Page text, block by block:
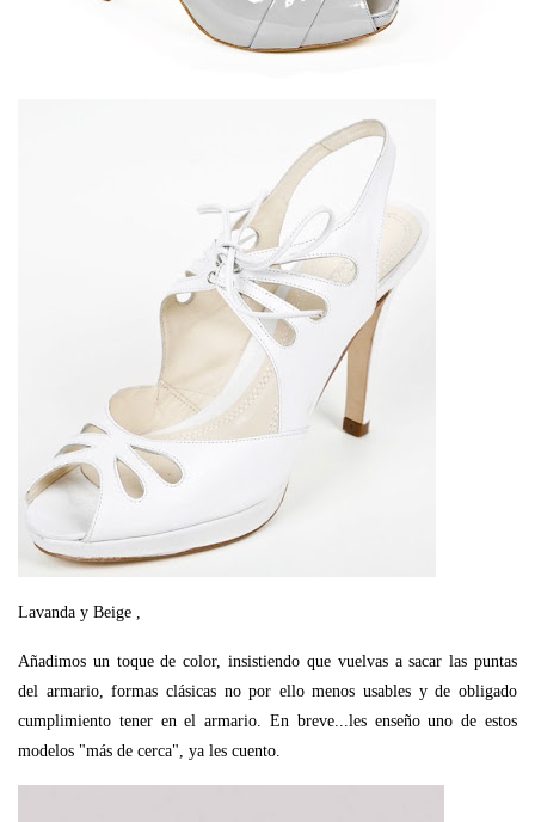
Lavanda y Beige ,
Añadimos un toque de color, insistiendo que vuelvas a sacar las puntas
del armario, formas clásicas no por ello menos usables y de obligado
cumplimiento tener en el armario. En breve...les enseño uno de estos
modelos "más de cerca", ya les cuento.